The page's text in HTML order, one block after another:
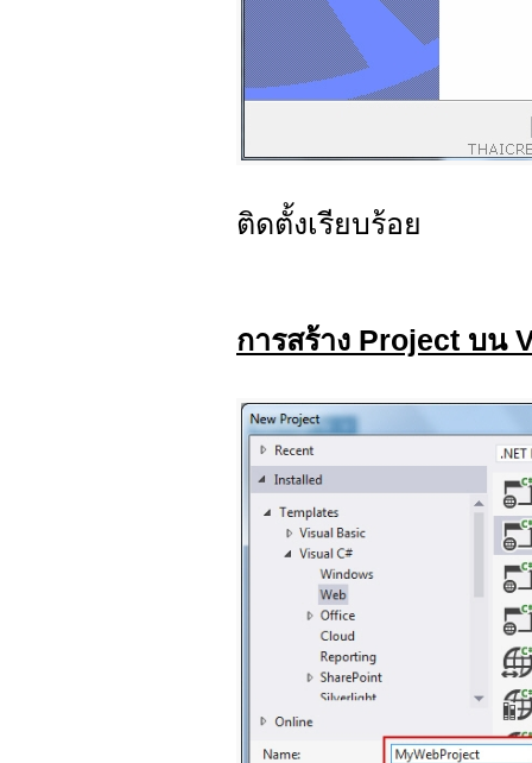
ติดตั้งเรียบร้อย
การสร้าง Project บน